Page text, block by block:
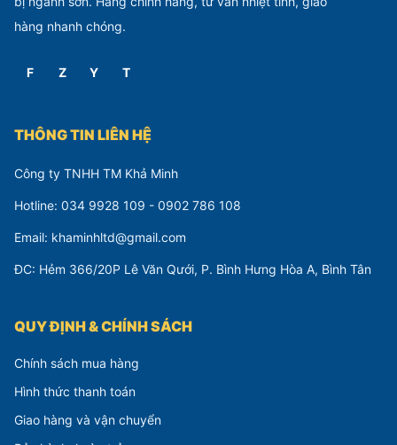
hàng nhanh chóng.
F Z Y T
THÔNG TIN LIÊN HỆ
Công ty TNHH TM Khả Minh
Hotline: 034 9928 109 - 0902 786 108
Email: khaminhltd@gmail.com
ĐC: Hẻm 366/20P Lê Văn Qưới, P. Bình Hưng Hòa A, Bình Tân
QUY ĐỊNH & CHÍNH SÁCH
Chính sách mua hàng
Hình thức thanh toán
Giao hàng và vận chuyển